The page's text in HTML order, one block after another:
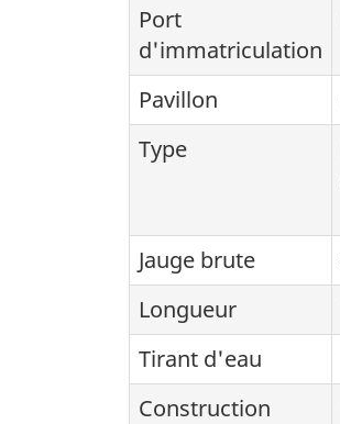
Port
d'immatriculation
Pavillon
Type
Jauge brute
Longueur
Tirant d'eau
Construction